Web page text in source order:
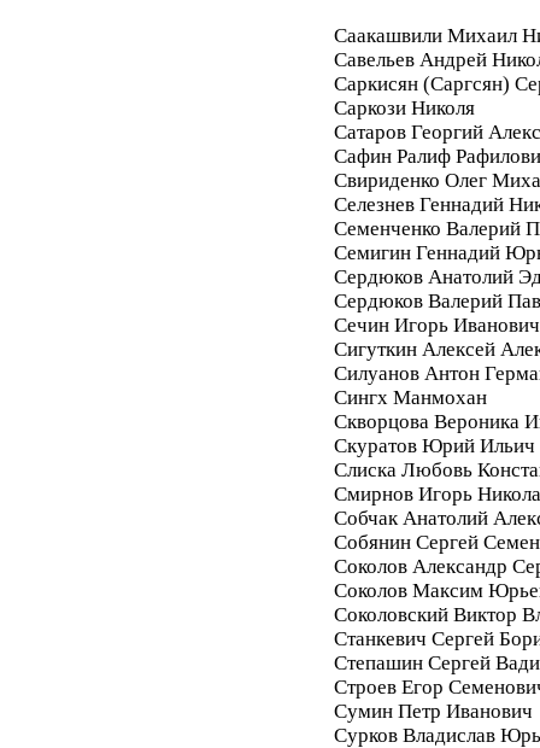
Саакашвили Михаил
Савельев Андрей
Саркисян (Саргсян)
Саркози Николя
Сатаров Георгий
Сафин Ралиф
Свириденко Олег
Селезнев Геннадий
Семенченко Валерий
Семигин Геннадий
Сердюков Анатолий
Сердюков Валерий
Сечин Игорь Иванович
Сигуткин Алексей
Силуанов Антон
Сингх Манмохан
Скворцова Вероника
Скуратов Юрий Ильич
Слиска Любовь
Смирнов Игорь
Собчак Анатолий
Собянин Сергей
Соколов Александр
Соколов Максим
Соколовский Виктор
Станкевич Сергей
Степашин Сергей
Строев Егор
Сумин Петр Иванович
Сурков Владислав